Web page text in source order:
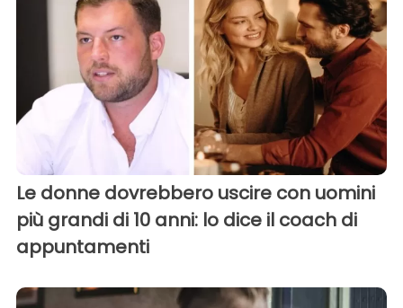
Le donne dovrebbero uscire con uomini
più grandi di 10 anni: lo dice il coach di
appuntamenti